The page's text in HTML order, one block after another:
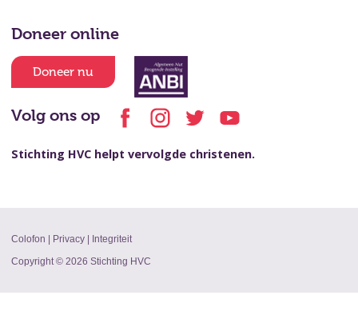
Doneer online
Doneer nu
Volg ons op
Stichting HVC helpt vervolgde christenen.
Colofon Privacy|
Integriteit
Copyright © 2026 Stichting HVC